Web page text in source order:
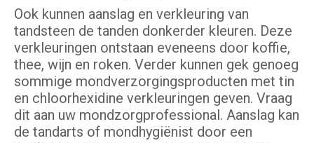
Ook kunnen aanslag en verkleuring van
tandsteen de tanden donkerder kleuren. Deze
verkleuringen ontstaan eveneens door koffie,
thee, wijn en roken. Verder kunnen gek genoeg
sommige mondverzorgingsproducten met tin
en chloorhexidine verkleuringen geven. Vraag
dit aan uw mondzorgprofessional. Aanslag kan
de tandarts of mondhygiënist door een